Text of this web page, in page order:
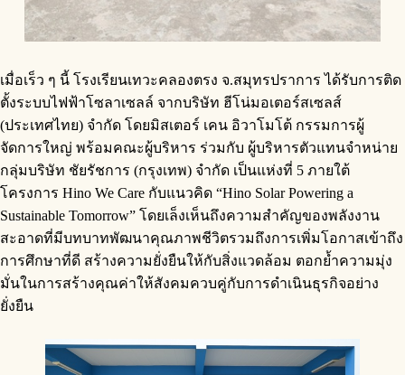
เมื่อเร็ว ๆ นี้ โรงเรียนเทวะคลองตรง จ.สมุทรปราการ ได้รับการติด
ตั้งระบบไฟฟ้าโซลาเซลล์ จากบริษัท ฮีโน่มอเตอร์สเซลส์
(ประเทศไทย) จำกัด โดยมิสเตอร์ เคน อิวาโมโต้ กรรมการผู้
จัดการใหญ่ พร้อมคณะผู้บริหาร ร่วมกับ ผู้บริหารตัวแทนจำหน่าย
กลุ่มบริษัท ชัยรัชการ (กรุงเทพ) จำกัด เป็นแห่งที่ 5 ภายใต้
โครงการ Hino We Care กับแนวคิด “Hino Solar Powering a
Sustainable Tomorrow” โดยเล็งเห็นถึงความสำคัญของพลังงาน
สะอาดที่มีบทบาทพัฒนาคุณภาพชีวิตรวมถึงการเพิ่มโอกาสเข้าถึง
การศึกษาที่ดี สร้างความยั่งยืนให้กับสิ่งแวดล้อม ตอกย้ำความมุ่ง
มั่นในการสร้างคุณค่าให้สังคมควบคู่กับการดำเนินธุรกิจอย่าง
ยั่งยืน